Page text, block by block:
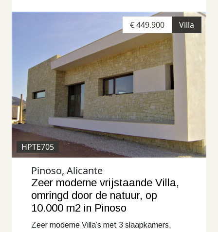
Villa
€ 449.900
HPTE705
Pinoso, Alicante
Zeer moderne vrijstaande Villa,
omringd door de natuur, op
10.000 m2 in Pinoso
Zeer moderne Villa’s met 3 slaapkamers,